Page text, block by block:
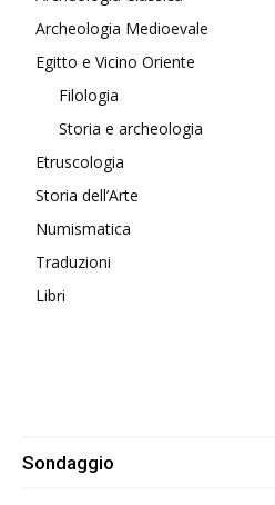
Archeologia Medioevale
Egitto e Vicino Oriente
Filologia
Storia e archeologia
Etruscologia
Storia dell’Arte
Numismatica
Traduzioni
Libri
Sondaggio